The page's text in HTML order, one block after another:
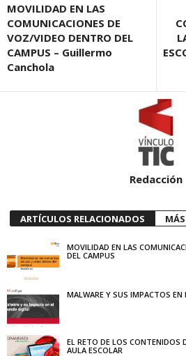
MOVILIDAD EN LAS
COMUNICACIONES DE
VOZ/VIDEO DENTRO DEL
CAMPUS – Guillermo
Canchola
Redacción
ARTÍCULOS RELACIONADOS
MOVILIDAD EN LAS
DEL CAMPUS
MALWARE Y SUS IMPACTOS EN
EL RETO DE LOS CONTENIDOS
AULA ESCOLAR